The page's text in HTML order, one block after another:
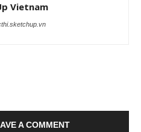
Vietnam
A COMMENT